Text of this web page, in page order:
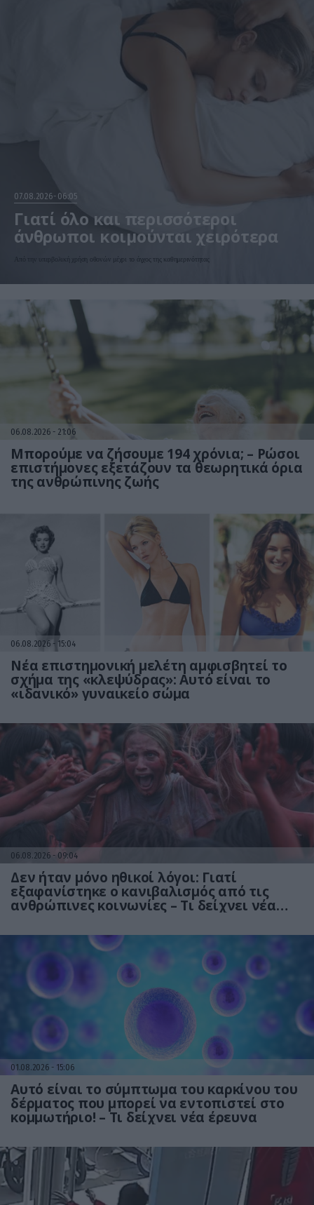
07.08.2026 06:05
Γιατί όλο και περισσότεροι
άνθρωποι κοιμούνται χειρότερα
Από την υπερβολική χρήση οθονών μέχρι το άγχος της καθημερινότητας
06.08.2026 21:06
Μπορούμε να ζήσουμε 194 χρόνια; – Ρώσοι
επιστήμονες εξετάζουν τα θεωρητικά όρια
της ανθρώπινης ζωής
06.08.2026 15:04
Νέα επιστημονική μελέτη αμφισβητεί το
σχήμα της «κλεψύδρας»: Αυτό είναι το
«ιδανικό» γυναικείο σώμα
06.08.2026 09:04
Δεν ήταν μόνο ηθικοί λόγοι: Γιατί
εξαφανίστηκε ο κανιβαλισμός από τις
ανθρώπινες κοινωνίες – Τι δείχνει νέα
01.08.2026 15:06
Αυτό είναι το σύμπτωμα του καρκίνου του
δέρματος που μπορεί να εντοπιστεί στο
κομμωτήριο! – Τι δείχνει νέα έρευνα